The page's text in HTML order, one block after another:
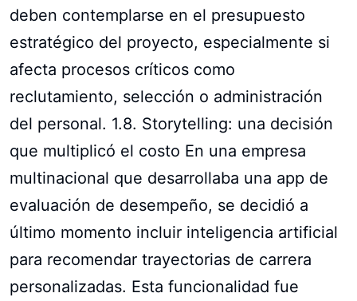
deben contemplarse en el presupuesto
estratégico del proyecto, especialmente si
afecta procesos críticos como
reclutamiento, selección o administración
del personal. 1.8. Storytelling: una decisión
que multiplicó el costo En una empresa
multinacional que desarrollaba una app de
evaluación de desempeño, se decidió a
último momento incluir inteligencia artificial
para recomendar trayectorias de carrera
personalizadas. Esta funcionalidad fue